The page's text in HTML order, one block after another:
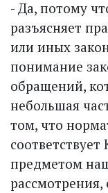
- Да, потому
разъясняет
или иных
понимание
обращений,
небольшая
том, что
предметом